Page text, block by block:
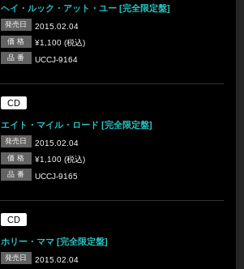
ヘイ・ルック・アット・ユー [完全限定盤]
発売日 2015.02.04
価 格 ¥1,100 (税込)
品 番 UCCJ-9164
CD
エイト・マイル・ロード [完全限定盤]
発売日 2015.02.04
価 格 ¥1,100 (税込)
品 番 UCCJ-9165
CD
ホリー・ママ [完全限定盤]
発売日 2015.02.04